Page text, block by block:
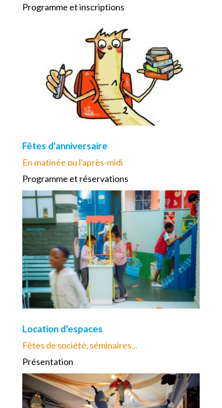
Programme et inscriptions
Fêtes d'anniversaire
En matinée ou l'après-midi
Programme et réservations
Location d'espaces
Fêtes de société, séminaires...
Présentation